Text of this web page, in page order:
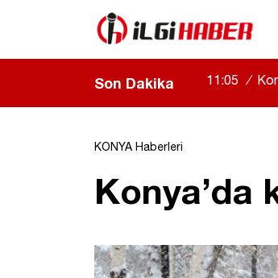
Son Dakika 11:05 /
|
KONYA Haberleri
Konya’da